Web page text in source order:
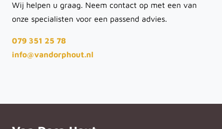
Wij helpen u graag. Neem contact op met een van
onze specialisten voor een passend advies.
079 351 25 78
info@vandorphout.nl